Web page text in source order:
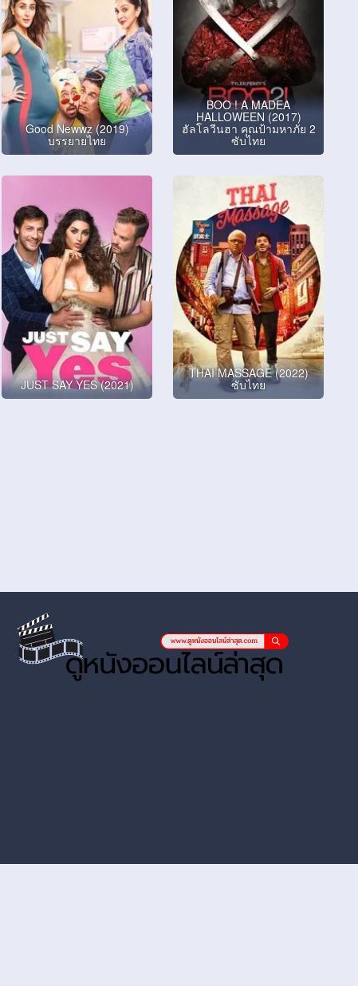
Good Newwz (2019)
บรรยายไทย
BOO ! A MADEA
HALLOWEEN (2017)
ฮัลโลวีนฮา คุณป้ามหาภัย 2
ซับไทย
JUST SAY YES (2021)
THAI MASSAGE (2022)
ซับไทย